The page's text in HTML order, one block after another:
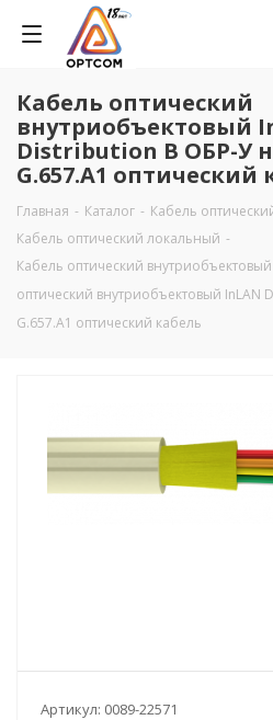
Кабель оптический
внутриобъектовый
Distribution B ОБР-У
G.657.A1 оптический
Главная - Каталог - Кабель
Кабель оптический локальный -
Кабель оптический
оптический внутриобъектовый InLAN
G.657.A1 оптический кабель
Артикул: 0089-22571